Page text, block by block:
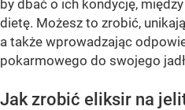
by dbać o ich kondycję,
dietę. Możesz to zrobić,
a także wprowadzając
pokarmowego do swojego
Jak zrobić eliksir na